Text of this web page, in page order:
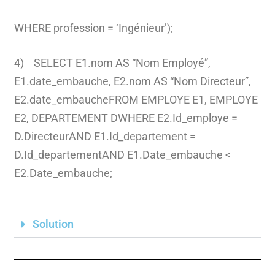
WHERE profession = ‘Ingénieur’);
4) SELECT E1.nom AS “Nom Employé”,
E1.date_embauche, E2.nom AS “Nom Directeur”,
E2.date_embaucheFROM EMPLOYE E1, EMPLOYE
E2, DEPARTEMENT DWHERE E2.Id_employe =
D.DirecteurAND E1.Id_departement =
D.Id_departementAND E1.Date_embauche <
E2.Date_embauche;
Solution